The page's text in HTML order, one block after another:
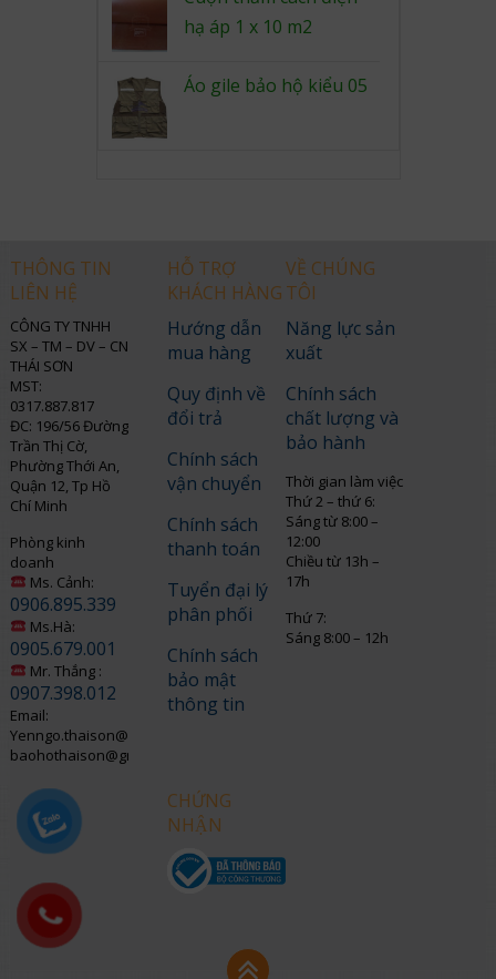
of 5
hạ áp 1 x 10 m2
Áo gile bảo hộ kiểu 05
THÔNG TIN
LIÊN HỆ
CÔNG TY TNHH
SX – TM – DV – CN
THÁI SƠN
MST:
0317.887.817
ĐC: 196/56 Đường
Trần Thị Cờ,
Phường Thới An,
Quận 12, Tp Hồ
Chí Minh
Phòng kinh
doanh
Ms. Cảnh:
0906.895.339
Ms.Hà:
0905.679.001
Mr. Thắng :
0907.398.012
Email:
Yenngo.thaison@gmail.com
baohothaison@gmail.com
HỖ TRỢ
KHÁCH HÀNG
Hướng dẫn
mua hàng
Quy định về
đổi trả
Chính sách
vận chuyển
Chính sách
thanh toán
Tuyển đại lý
phân phối
Chính sách
bảo mật
thông tin
CHỨNG
NHẬN
VỀ CHÚNG
TÔI
Năng lực sản
xuất
Chính sách
chất lượng và
bảo hành
Thời gian làm việc
Thứ 2 – thứ 6:
Sáng từ 8:00 –
12:00
Chiều từ 13h –
17h
Thứ 7:
Sáng 8:00 – 12h